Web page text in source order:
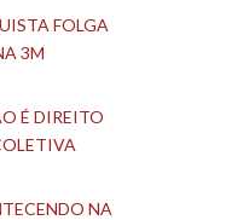
FOLGA
3M
É DIREITO
NA